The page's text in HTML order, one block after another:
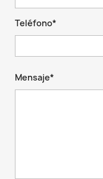
Teléfono*
Mensaje*